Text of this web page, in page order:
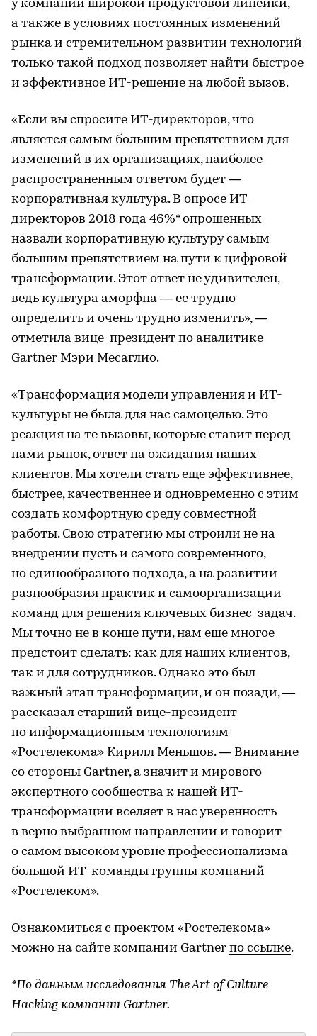
у компании широкой продуктовой линейки,
а также в условиях постоянных изменений
рынка и стремительном развитии технологий
только такой подход позволяет найти быстрое
и эффективное ИТ-решение на любой вызов.
«Если вы спросите ИТ-директоров, что
является самым большим препятствием для
изменений в их организациях, наиболее
распространенным ответом будет —
корпоративная культура. В опросе ИТ-
директоров 2018 года 46%* опрошенных
назвали корпоративную культуру самым
большим препятствием на пути к цифровой
трансформации. Этот ответ не удивителен,
ведь культура аморфна — ее трудно
определить и очень трудно изменить», —
отметила вице-президент по аналитике
Gartner Мэри Месаглио.
«Трансформация модели управления и ИТ-
культуры не была для нас самоцелью. Это
реакция на те вызовы, которые ставит перед
нами рынок, ответ на ожидания наших
клиентов. Мы хотели стать еще эффективнее,
быстрее, качественнее и одновременно с этим
создать комфортную среду совместной
работы. Свою стратегию мы строили не на
внедрении пусть и самого современного,
но единообразного подхода, а на развитии
разнообразия практик и самоорганизации
команд для решения ключевых бизнес-задач.
Мы точно не в конце пути, нам еще многое
предстоит сделать: как для наших клиентов,
так и для сотрудников. Однако это был
важный этап трансформации, и он позади, —
рассказал старший вице-президент
по информационным технологиям
«Ростелекома» Кирилл Меньшов. — Внимание
со стороны Gartner, а значит и мирового
экспертного сообщества к нашей ИТ-
трансформации вселяет в нас уверенность
в верно выбранном направлении и говорит
о самом высоком уровне профессионализма
большой ИТ-команды группы компаний
«Ростелеком».
Ознакомиться с проектом «Ростелекома»
можно на сайте компании Gartner по ссылке.
*По данным исследования The Art of Culture
Hacking компании Gartner.